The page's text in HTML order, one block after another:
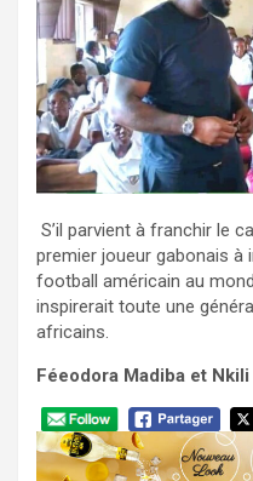
S’il parvient à franchir le
premier joueur gabonais à
football américain au
inspirerait toute une
africains.
Féeodora Madiba et